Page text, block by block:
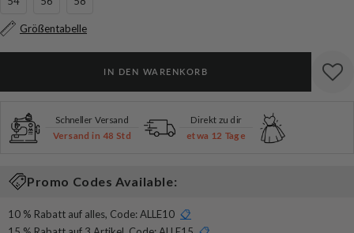
Größentabelle
IN DEN WARENKORB
Schneller Versand
Versand in 48 Std
Direkt zu dir
etwa 12 Tage
Promo Codes Available:
10 % Rabatt auf alles, Code:ALLE10 📋